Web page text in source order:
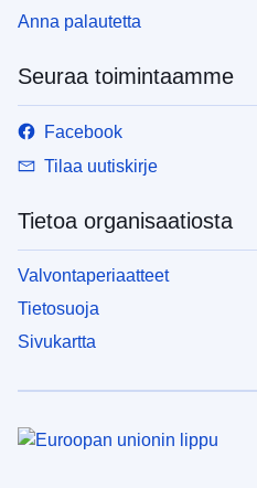
Anna palautetta
Seuraa toimintaamme
Facebook
Tilaa uutiskirje
Tietoa organisaatiosta
Valvontaperiaatteet
Tietosuoja
Sivukartta